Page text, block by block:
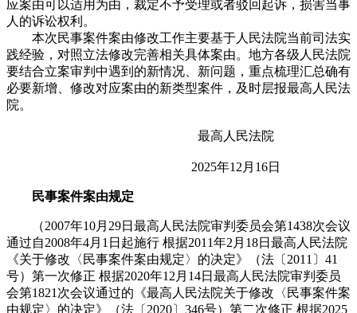
应案由可以适用为由，裁定不予受理或者驳回起诉，损害当事
人的诉讼权利。
本次民事案件案由修改工作主要基于人民法院当前司法实
践经验，对照立法修改完善相关具体案由。地方各级人民法院
要结合立案审判中遇到的新情况、新问题，重点梳理汇总确有
必要新增、修改对应案由的新类型案件，及时层报最高人民法
院。
最高人民法院
2025年12月16日
民事案件案由规定
（2007年10月29日最高人民法院审判委员会第1438次会议
通过自2008年4月1日起施行 根据2011年2月18日最高人民法院
《关于修改〈民事案件案由规定〉的决定》（法〔2011〕41
号）第一次修正 根据2020年12月14日最高人民法院审判委员
会第1821次会议通过的《最高人民法院关于修改〈民事案件案
由规定〉的决定》（法〔2020〕346号）第二次修正 根据2025